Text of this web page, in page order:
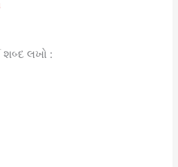
શબ્દ લખો :